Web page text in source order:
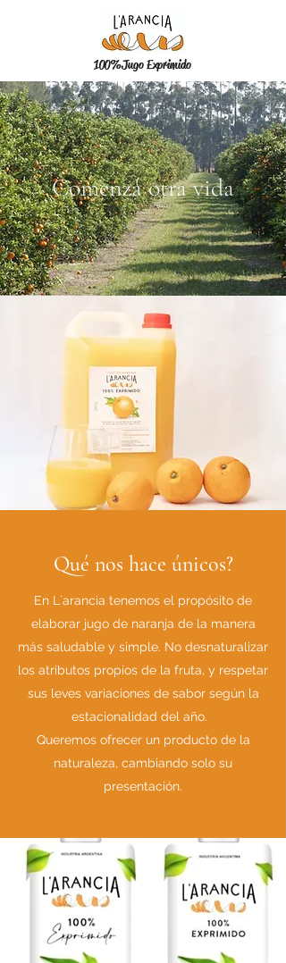
100%Jugo Exprimido
Comenzá otra vida
Qué nos hace únicos?
En L´arancia tenemos el propósito de
elaborar jugo de naranja de la manera
más saludable y simple. No desnaturalizar
los atributos propios de la fruta, y respetar
sus leves variaciones de sabor según la
estacionalidad del año.
Queremos ofrecer un producto de la
naturaleza, cambiando solo su
presentación.